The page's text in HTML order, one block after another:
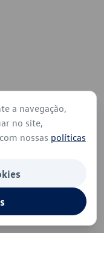
a navegação,
no site,
nossas políticas